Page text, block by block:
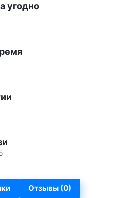
угодно
Отзывы (0)